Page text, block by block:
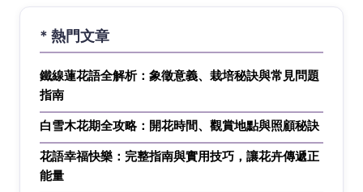
* 熱門文章
鐵線蓮花語全解析：象徵意義、栽培秘訣與常見問題
指南
白雪木花期全攻略：開花時間、觀賞地點與照顧秘訣
花語幸福快樂：完整指南與實用技巧，讓花卉傳遞正
能量